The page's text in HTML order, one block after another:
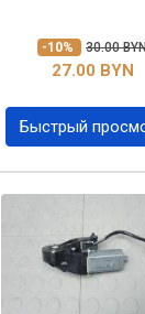
-10% 30.00
27.00 BYN
Быстрый